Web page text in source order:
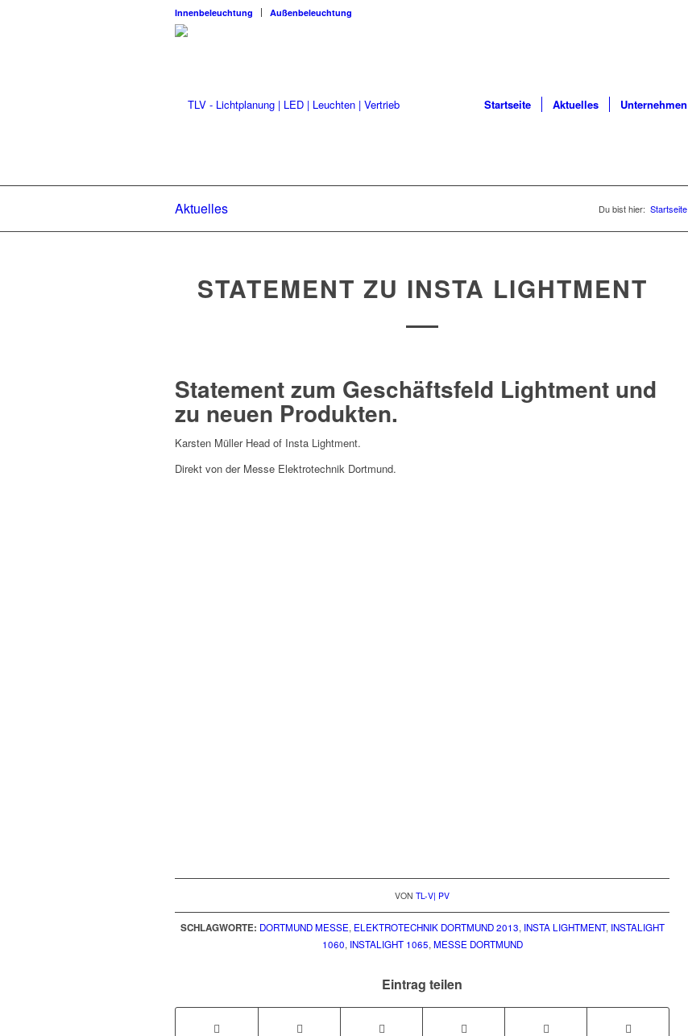
Innenbeleuchtung Außenbeleuchtung
Startseite Aktuelles Unternehmen
Aktuelles Du bist hier: Startseite
STATEMENT ZU INSTA LIGHTMENT
Statement zum Geschäftsfeld Lightment und
zu neuen Produkten.
Karsten Müller Head of Insta Lightment.
Direkt von der Messe Elektrotechnik Dortmund.
VONTL-V| PV
SCHLAGWORTE: DORTMUND MESSE, ELEKTROTECHNIK DORTMUND 2013, INSTA LIGHTMENT, INSTALIGHT
1060, INSTALIGHT 1065, MESSE DORTMUND
Eintrag teilen